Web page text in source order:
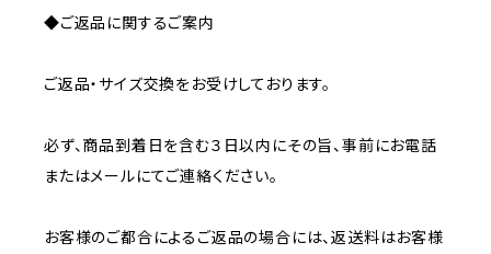
◆ご返品に関するご案内
ご返品・サイズ交換をお受けしております。
必ず、商品到着日を含む３日以内にその旨、事前にお電話
またはメールにてご連絡ください。
お客様のご都合によるご返品の場合には、返送料はお客様